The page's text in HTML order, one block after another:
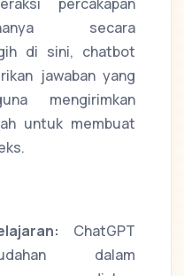
secara
di sini, chatbot
jawaban yang
mengirimkan
untuk membuat
ChatGPT
dalam